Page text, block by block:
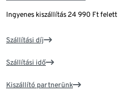
Ingyenes kiszállítás 24 990 Ft felett
Szállítási díj
Szállítási idő
Kiszállító partnerünk